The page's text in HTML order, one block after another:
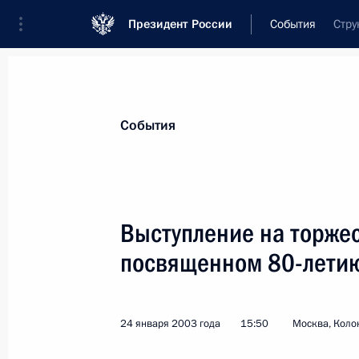
Президент России События
Новости
Послания Федеральному Собранию
Заявления по важнейшим вопросам
Речи и обращения
События
Выступление на
посвященном 80-
24 января 2003 года 15:50 Москва,